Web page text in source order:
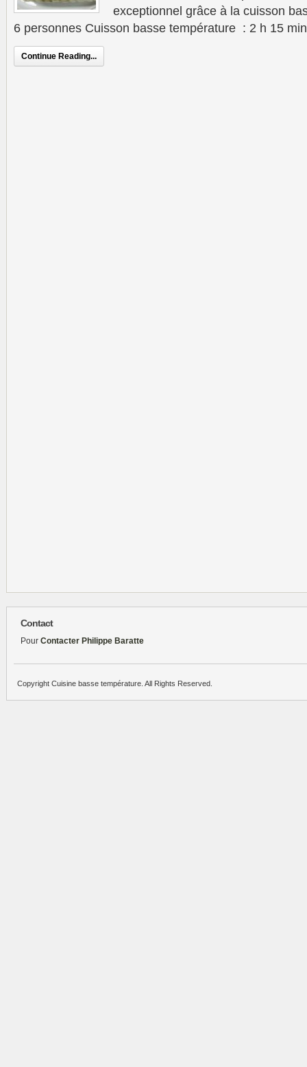
exceptionnel grâce à la cuisson
6 personnes Cuisson basse température : 2 h 15
Continue Reading...
Contact
Pour Contacter Philippe Baratte
Copyright Cuisine basse température. All Rights Reserved.